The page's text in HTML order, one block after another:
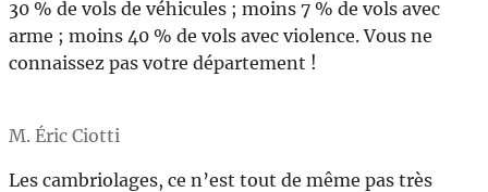
30 % de vols de véhicules ; moins 7 % de vols avec
arme ; moins 40 % de vols avec violence. Vous ne
connaissez pas votre département !
M. Éric Ciotti
Les cambriolages, ce n’est tout de même pas très